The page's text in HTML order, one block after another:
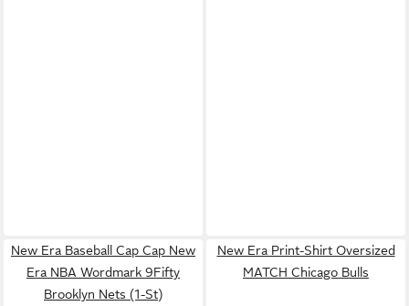
New Era Baseball Cap Cap New
Era NBA Wordmark 9Fifty
Brooklyn Nets (1-St)
New Era Print-Shirt Oversized
MATCH Chicago Bulls